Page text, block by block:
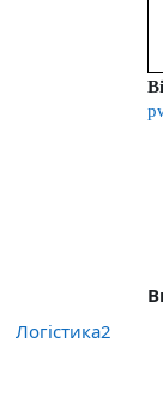
Логістика2